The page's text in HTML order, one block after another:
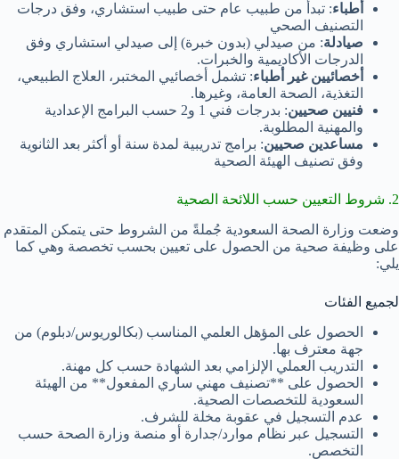
أطباء: تبدأ من طبيب عام حتى طبيب استشاري، وفق درجات
التصنيف الصحي
صيادلة: من صيدلي (بدون خبرة) إلى صيدلي استشاري وفق
الدرجات الأكاديمية والخبرات.
أخصائيين غير أطباء: تشمل أخصائيي المختبر، العلاج الطبيعي،
التغذية، الصحة العامة، وغيرها.
فنيين صحيين
: بدرجات فني 1 و2 حسب البرامج الإعدادية
والمهنية المطلوبة.
مساعدين صحيين: برامج تدريبية لمدة سنة أو أكثر بعد الثانوية
وفق تصنيف الهيئة الصحية
2. شروط التعيين حسب اللائحة الصحية
وضعت وزارة الصحة السعودية جُملةً من الشروط حتى يتمكن المتقدم
على وظيفة صحية من الحصول على تعيين بحسب تخصصة وهي كما
يلي:
لجميع الفئات
الحصول على المؤهل العلمي المناسب (بكالوريوس/دبلوم) من
جهة معترف بها.
التدريب العملي الإلزامي بعد الشهادة حسب كل مهنة.
الحصول على **تصنيف مهني ساري المفعول** من الهيئة
السعودية للتخصصات الصحية.
عدم التسجيل في عقوبة مخلة للشرف.
التسجيل عبر نظام موارد/جدارة أو منصة وزارة الصحة حسب
التخصص.